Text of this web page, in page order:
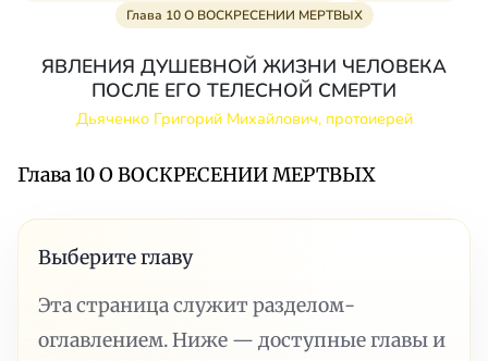
Глава 10 О ВОСКРЕСЕНИИ МЕРТВЫХ
ЯВЛЕНИЯ ДУШЕВНОЙ ЖИЗНИ ЧЕЛОВЕКА
ПОСЛЕ ЕГО ТЕЛЕСНОЙ СМЕРТИ
Дьяченко Григорий Михайлович, протоиерей
Глава 10 О ВОСКРЕСЕНИИ МЕРТВЫХ
Выберите главу
Эта страница служит разделом-
оглавлением. Ниже — доступные главы и